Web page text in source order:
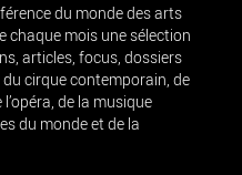
du monde des arts
chaque mois une sélection
articles, focus, dossiers
cirque contemporain, de
de la musique
du monde et de la